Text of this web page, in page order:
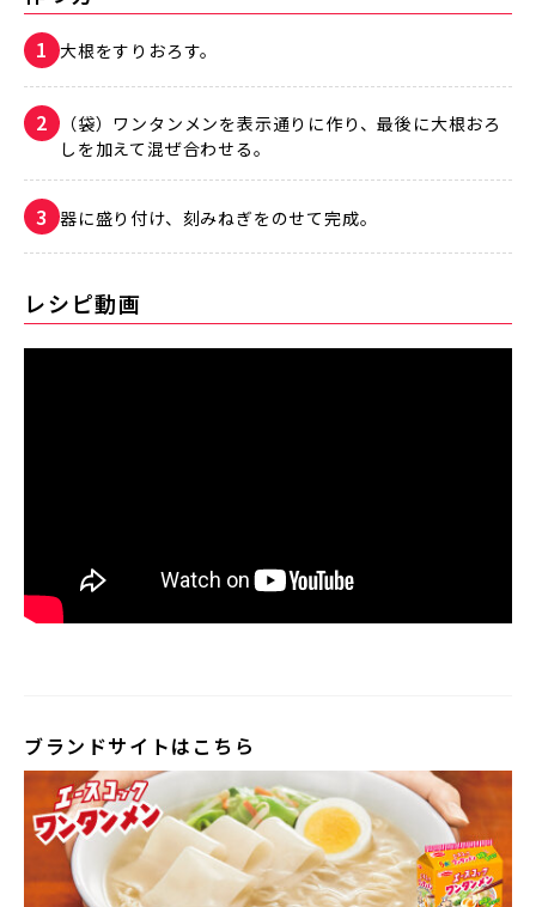
大根をすりおろす。
（袋）ワンタンメンを表示通りに作り、最後に大根おろ
しを加えて混ぜ合わせる。
器に盛り付け、刻みねぎをのせて完成。
レシピ動画
ブランドサイトはこちら